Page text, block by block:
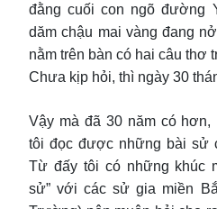
đằng cuối con ngõ đường
dăm chậu mai vàng đang
nằm trên bàn có hai câu thơ
Chưa kịp hỏi, thì ngày 30
Vậy mà đã 30 năm có hơn,
tôi đọc được những bài sử
Từ đấy tôi có những khúc
sử” với các sử gia miền